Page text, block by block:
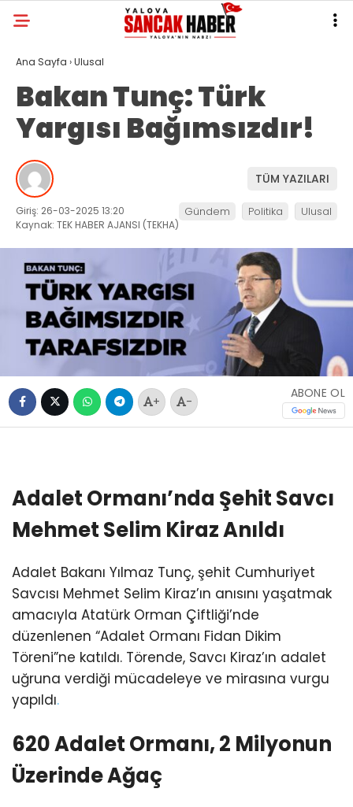
Ana Sayfa ›Ulusal
Bakan Tunç: Türk
Yargısı Bağımsızdır!
TÜM YAZILARI
Giriş: 26-03-2025 13:20
Kaynak: TEK HABER AJANSI (TEKHA)
Gündem Politika Ulusal
+ -
ABONE OL
Adalet Ormanı’nda Şehit Savcı
Mehmet Selim Kiraz Anıldı
Adalet Bakanı Yılmaz Tunç, şehit Cumhuriyet
Savcısı Mehmet Selim Kiraz’ın anısını yaşatmak
amacıyla Atatürk Orman Çiftliği’nde
düzenlenen “Adalet Ormanı Fidan Dikim
Töreni”ne katıldı. Törende, Savcı Kiraz’ın adalet
uğruna verdiği mücadeleye ve mirasına vurgu
yapıldı.
620 Adalet Ormanı, 2 Milyonun
Üzerinde Ağaç